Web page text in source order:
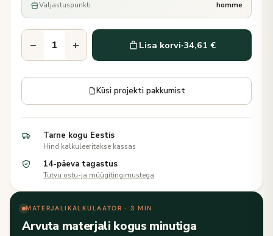
Väljastuspunkti
homme
− + Lisa korvi·34,61 €
Küsi projekti pakkumist
Tarne kogu Eestis
Hind kalkuleeritakse kassas
14-päeva tagastus
Tutvu ostu-ja müügitingimustega
MATERJALIKALKULAATOR · 3 MIN
Arvuta materjali kogus minutiga